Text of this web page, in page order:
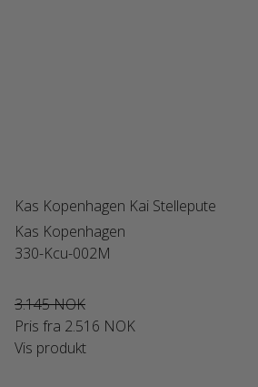
Kas Kopenhagen Kai Stellepute
Kas Kopenhagen
330-Kcu-002M
3.145 NOK
Pris fra 2.516 NOK
Vis produkt